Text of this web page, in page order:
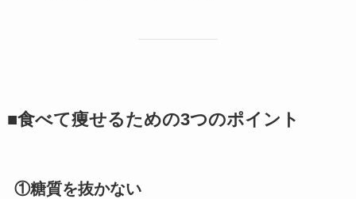
■食べて痩せるための3つのポイント
①糖質を抜かない